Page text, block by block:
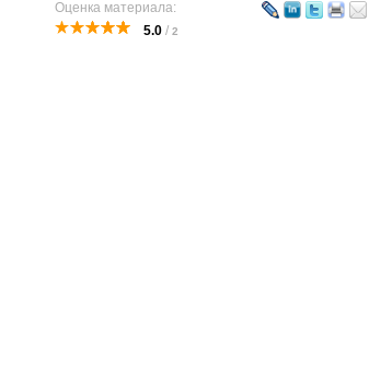
Оценка материала:
5.0 / 2